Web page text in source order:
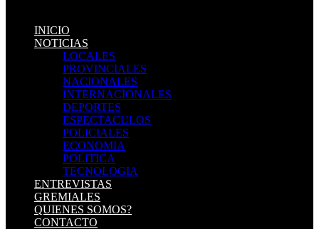
INICIO
NOTICIAS
LOCALES
PROVINCIALES
NACIONALES
INTERNACIONALES
DEPORTES
ESPECTACULOS
POLICIALES
ECONOMIA
POLITICA
TECNOLOGIA
ENTREVISTAS
GREMIALES
QUIENES SOMOS?
CONTACTO